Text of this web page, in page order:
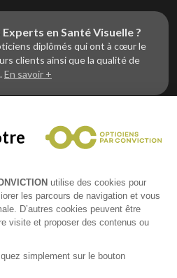
en Santé Visuelle ?
diplômés qui ont à cœur le
clients ainsi que la qualité de
En savoir +
professionnel de la vue et
nous rejoindre ?
Optic, la centrale d’achats et
des opticiens indépendants
utilise des cookies pour
les parcours de navigation et vous
D’autres cookies peuvent être
visite et proposer des contenus ou
simplement sur le bouton